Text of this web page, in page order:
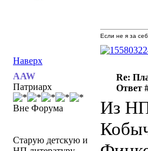
Наверх
Если не я за
AAW
Патриарх
Вне Форума
Старую детскую и
Re:
Ответ
Из